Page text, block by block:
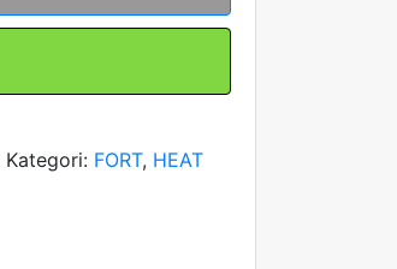
Kategori: FORT, HEAT